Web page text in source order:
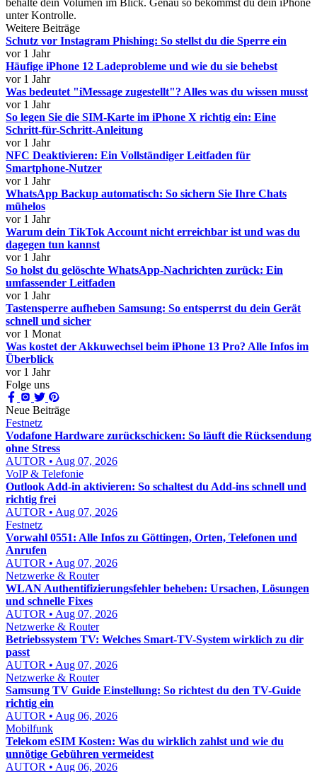
behalte dein Volumen im Blick. Genau so bekommst du dein iPhone
unter Kontrolle.
Weitere Beiträge
Schutz vor Instagram Phishing: So stellst du die Sperre ein
vor 1 Jahr
Häufige iPhone 12 Ladeprobleme und wie du sie behebst
vor 1 Jahr
Was bedeutet "iMessage zugestellt"? Alles was du wissen musst
vor 1 Jahr
So legen Sie die SIM-Karte im iPhone X richtig ein: Eine
Schritt-für-Schritt-Anleitung
vor 1 Jahr
NFC Deaktivieren: Ein Vollständiger Leitfaden für
Smartphone-Nutzer
vor 1 Jahr
WhatsApp Backup automatisch: So sichern Sie Ihre Chats
mühelos
vor 1 Jahr
Warum dein TikTok Account nicht erreichbar ist und was du
dagegen tun kannst
vor 1 Jahr
So holst du gelöschte WhatsApp-Nachrichten zurück: Ein
umfassender Leitfaden
vor 1 Jahr
Tastensperre aufheben Samsung: So entsperrst du dein Gerät
schnell und sicher
vor 1 Monat
Was kostet der Akkuwechsel beim iPhone 13 Pro? Alle Infos im
Überblick
vor 1 Jahr
Folge uns
Neue Beiträge
Festnetz
Vodafone Hardware zurückschicken: So läuft die Rücksendung
ohne Stress
AUTOR • Aug 07, 2026
VoIP & Telefonie
Outlook Add-in aktivieren: So schaltest du Add-ins schnell und
richtig frei
AUTOR • Aug 07, 2026
Festnetz
Vorwahl 0551: Alle Infos zu Göttingen, Orten, Telefonen und
Anrufen
AUTOR • Aug 07, 2026
Netzwerke & Router
WLAN Authentifizierungsfehler beheben: Ursachen, Lösungen
und schnelle Fixes
AUTOR • Aug 07, 2026
Netzwerke & Router
Betriebssystem TV: Welches Smart-TV-System wirklich zu dir
passt
AUTOR • Aug 07, 2026
Netzwerke & Router
Samsung TV Guide Einstellung: So richtest du den TV-Guide
richtig ein
AUTOR • Aug 06, 2026
Mobilfunk
Telekom eSIM Kosten: Was du wirklich zahlst und wie du
unnötige Gebühren vermeidest
AUTOR • Aug 06, 2026